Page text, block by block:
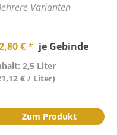
Varianten
€ * je Gebinde
2,5 Liter
€ / Liter)
Zum Produkt